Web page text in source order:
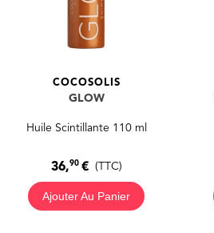
COCOSOLIS
GLOW
Huile Scintillante 110 ml
36,90 € (TTC)
Ajouter Au Panier